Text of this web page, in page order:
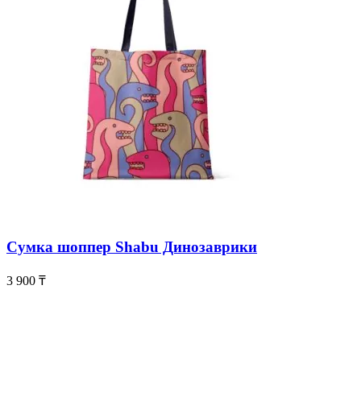
Сумка шоппер Shabu Динозаврики
3 900 ₸